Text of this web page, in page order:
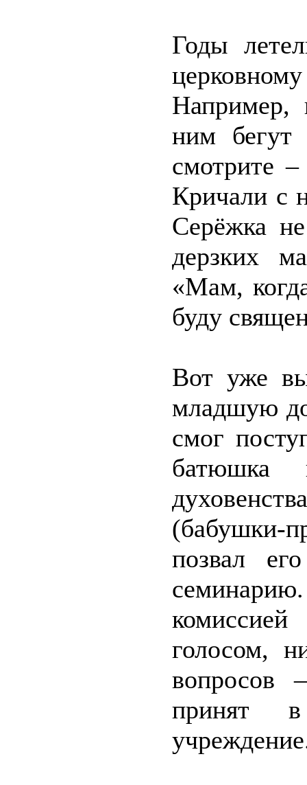
Годы
Например,
ним бегут
смотрите
Кричали с
Серёжка
дерзких
«Мам,
буду
Вот уже
младшую
смог
батюшка
(бабушки-
позвал
голосом,
вопросов
принят в